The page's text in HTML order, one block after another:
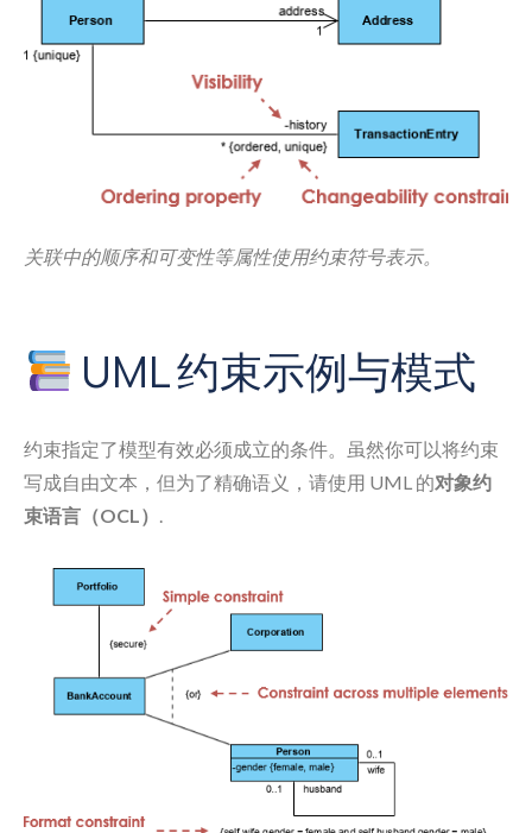
关联中的顺序和可变性等属性使用约束符号表示。
UML 约束示例与模式
约束指定了模型有效必须成立的条件。虽然你可以将约束
写成自由文本，但为了精确语义，请使用 UML 的对象约
束语言（OCL） .